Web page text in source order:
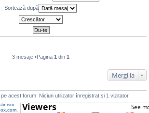
Sortează după
3 mesaje •Pagina1 din1
Mergi la
acest forum: Niciun utilizator înregistrat și 1 vizitator